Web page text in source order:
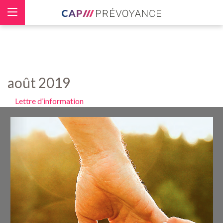
août 2019
Lettre d’information
Panneau de gestion des cookies